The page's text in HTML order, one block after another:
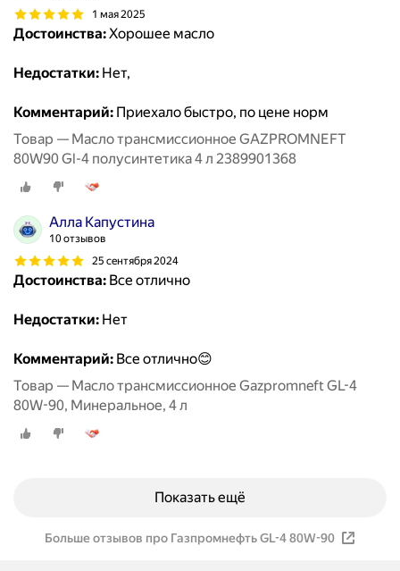
1 мая 2025
Достоинства:Хорошее масло
Недостатки: Нет,
Комментарий: Приехало быстро, по цене норм
Товар — Масло трансмиссионное GAZPROMNEFT
80W90 Gl-4 полусинтетика 4 л 2389901368
Алла Капустина
10 отзывов
25 сентября 2024
Достоинства: Все отлично
Недостатки: Нет
Комментарий: Все отлично😊
Товар — Масло трансмиссионное Gazpromneft GL-4
80W-90, Минеральное, 4 л
Показать ещё
Больше отзывов про Газпромнефть GL-4 80W-90